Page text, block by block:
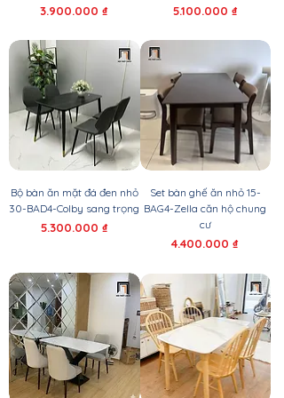
Giá
3.900.000 ₫ Giá
5.100.000 ₫
Bộ bàn ăn mặt đá đen nhỏ
30-BAD4-Colby sang trọng
Giá
5.300.000 ₫
Set bàn ghế ăn nhỏ 15-
BAG4-Zella căn hộ chung
cư
Giá
4.400.000 ₫